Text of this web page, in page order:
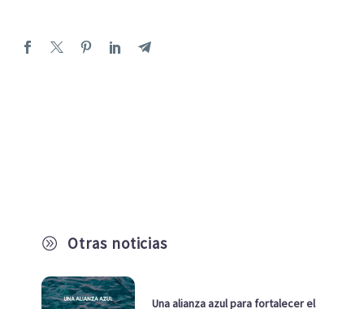
A Otras noticias
Una alianza azul para fortalecer el